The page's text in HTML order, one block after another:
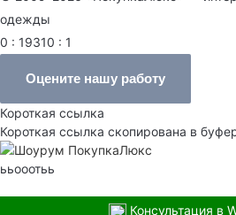
одежды
0 : 19310 : 1
Оцените нашу работу
Короткая ссылка
Короткая ссылка скопирована в
ььооотьь
Консультация в